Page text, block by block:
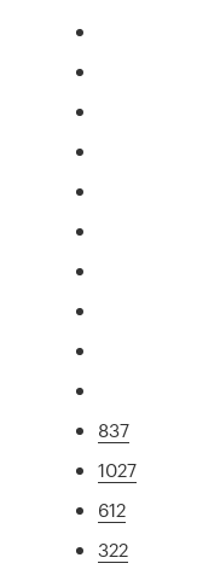
837
1027
612
322